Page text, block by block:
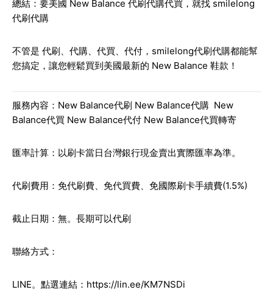
總結：要美國 New Balance 代刷代購代買，就找 smilelong
代刷代購
不管是 代刷、代購、代買、代付 ，smilelong代刷代購都能幫
您搞定，讓您輕鬆買到美國最新的 New Balance 鞋款！
服務內容：New Balance代刷 New Balance代購 New
Balance代買 New Balance代付 New Balance代買轉寄
匯率計算：以刷卡當日台灣銀行現金賣出實際匯率為準。
代刷費用：免代刷費、免代買費、免國際刷卡手續費(1.5%)
截止日期：無。長期可以代刷
聯絡方式：
LINE。點選連結： https://lin.ee/KM7NSDi